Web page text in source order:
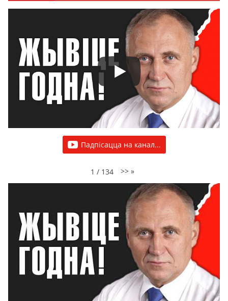
Падпісацца на канал...
1 / 134 >> »